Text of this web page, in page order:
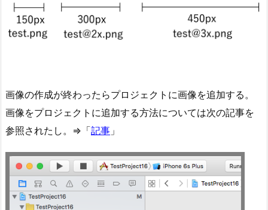
画像の作成が終わったらプロジェクトに画像を追加する。
画像をプロジェクトに追加する方法については次の記事を
参照されたし。⇒「記事 」